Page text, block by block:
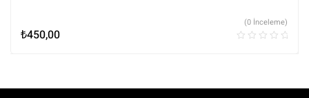
₺450,00
(0 İnceleme)